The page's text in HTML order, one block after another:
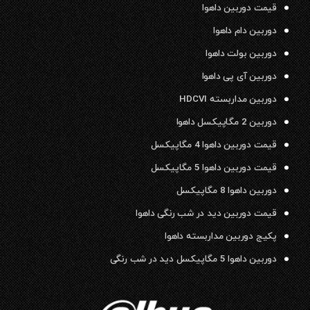
قیمت دوربین داهوا
دوربین دام داهوا
دوربین بولت داهوا
دوربین آی پی داهوا
دوربین مداربسته HDCVI
دوربین 2 مگاپیکسل داهوا
قیمت دوربین داهوا 4 مگاپیکسل
قیمت دوربین داهوا 5 مگاپیکسل
دوربین داهوا 8 مگاپیکسل
قیمت دوربین دید در شب رنگی داهوا
پکیج دوربین مداربسته داهوا
دوربین داهوا 5 مگاپیکسل دید در شب رنگی